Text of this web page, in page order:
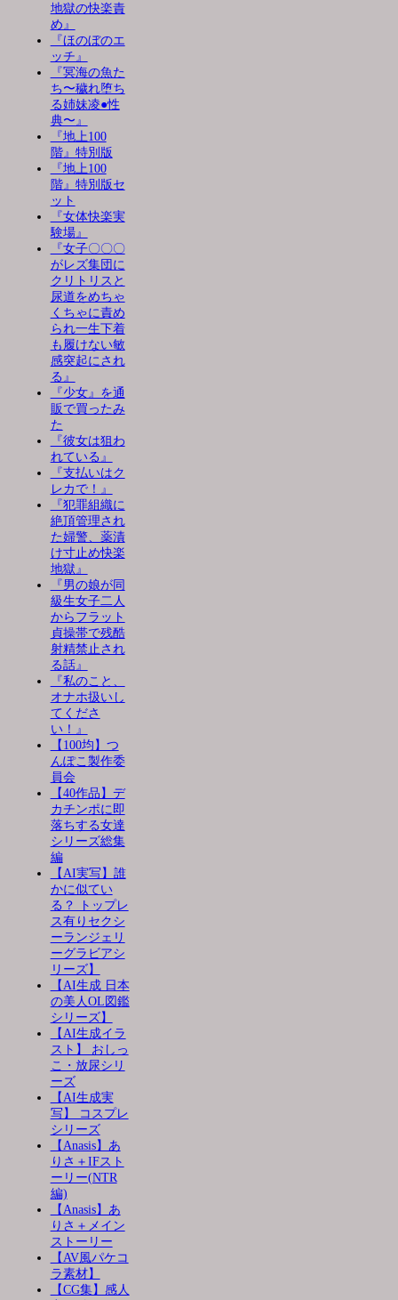
地獄の快楽責
め』
『ほのぼのエ
ッチ』
『冥海の魚た
ち〜穢れ堕ち
る姉妹凌●性
典〜』
『地上100
階』特別版
『地上100
階』特別版セ
ット
『女体快楽実
験場』
『女子〇〇〇
がレズ集団に
クリトリスと
尿道をめちゃ
くちゃに責め
られ一生下着
も履けない敏
感突起にされ
る』
『少女』を通
販で買ったみ
た
『彼女は狙わ
れている』
『支払いはク
レカで！』
『犯罪組織に
絶頂管理され
た婦警、薬漬
け寸止め快楽
地獄』
『男の娘が同
級生女子二人
からフラット
貞操帯で残酷
射精禁止され
る話』
『私のこと、
オナホ扱いし
てくださ
い！』
【100均】つ
んぽこ製作委
員会
【40作品】デ
カチンポに即
落ちする女達
シリーズ総集
編
【AI実写】誰
かに似てい
る？ トップレ
ス有りセクシ
ーランジェリ
ーグラビアシ
リーズ】
【AI生成 日本
の美人OL図鑑
シリーズ】
【AI生成イラ
スト】 おしっ
こ・放尿シリ
ーズ
【AI生成実
写】 コスプレ
シリーズ
【Anasis】あ
りさ＋IFスト
ーリー(NTR
編)
【Anasis】あ
りさ＋メイン
ストーリー
【AV風パケコ
ラ素材】
【CG集】感人